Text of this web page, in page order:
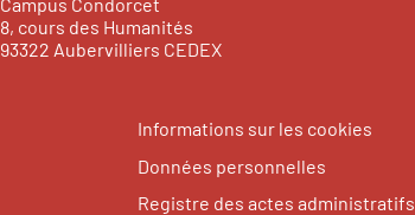
8, cours des Humanités
93322 Aubervilliers CEDEX
Informations sur les cookies
Données personnelles
Registre des actes administratifs